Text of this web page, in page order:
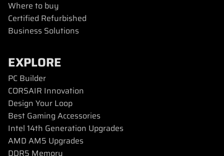
Where to buy
Certified Refurbished
Business Solutions
EXPLORE
PC Builder
CORSAIR Innovation
Design Your Loop
Best Gaming Accessories
Intel 14th Generation Upgrades
AMD AM5 Upgrades
DDR5 Memory